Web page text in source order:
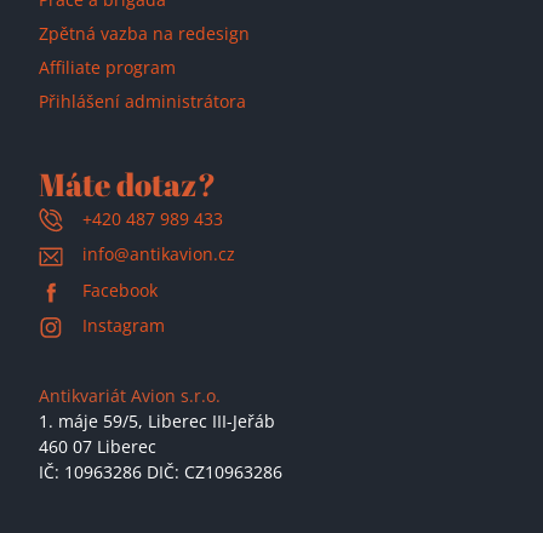
Zpětná vazba na redesign
Affiliate program
Přihlášení administrátora
Máte dotaz?
+420 487 989 433
info@antikavion.cz
Facebook
Instagram
Antikvariát Avion s.r.o.
1. máje 59/5, Liberec III-Jeřáb
460 07 Liberec
IČ: 10963286 DIČ: CZ10963286